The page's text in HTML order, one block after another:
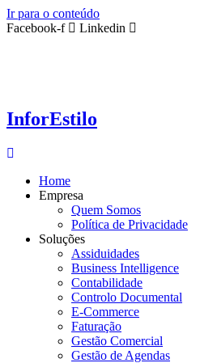
Ir para o conteúdo
Facebook-f
Linkedin
InforEstilo
Home
Empresa
Quem Somos
Política de Privacidade
Soluções
Assiduidades
Business Intelligence
Contabilidade
Controlo Documental
E-Commerce
Faturação
Gestão Comercial
Gestão de Agendas